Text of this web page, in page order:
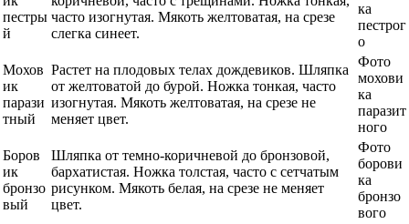
пестры
й
часто изогнутая. Мякоть желтоватая, на срезе
слегка синеет.
ка
пестрог
о
Мохов
ик
парази
тный
Растет на плодовых телах дождевиков. Шляпка
от желтоватой до бурой. Ножка тонкая, часто
изогнутая. Мякоть желтоватая, на срезе не
меняет цвет.
Фото
мохови
ка
паразит
ного
Боров
ик
бронзо
вый
Шляпка от темно-коричневой до бронзовой,
бархатистая. Ножка толстая, часто с сетчатым
рисунком. Мякоть белая, на срезе не меняет
цвет.
Фото
борови
ка
бронзо
вого